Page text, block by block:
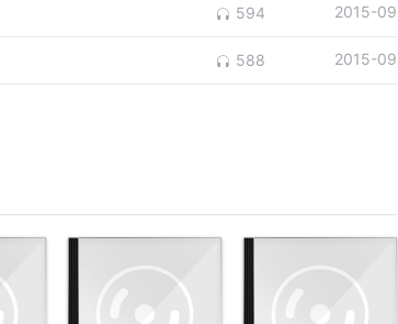
594 2015-09
588 2015-09